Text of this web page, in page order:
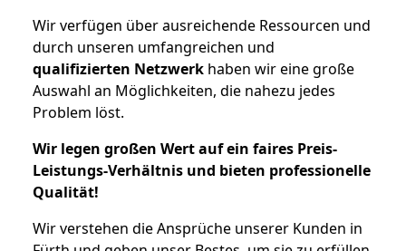
Wir verfügen über ausreichende Ressourcen und
durch unseren umfangreichen und
qualifizierten Netzwerk haben wir eine große
Auswahl an Möglichkeiten, die nahezu jedes
Problem löst.
Wir legen großen Wert auf ein faires Preis-
Leistungs-Verhältnis und bieten professionelle
Qualität!
Wir verstehen die Ansprüche unserer Kunden in